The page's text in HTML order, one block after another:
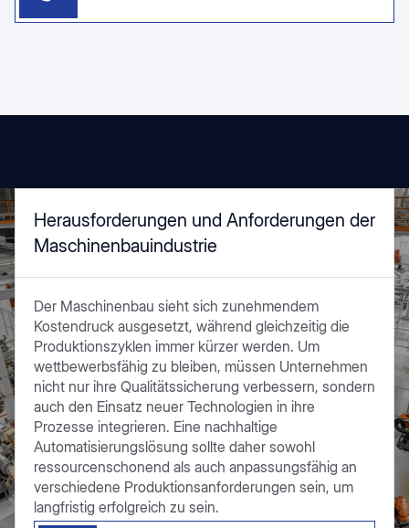
Herausforderungen und Anforderungen der
Maschinenbauindustrie
Der Maschinenbau sieht sich zunehmendem
Kostendruck ausgesetzt, während gleichzeitig die
Produktionszyklen immer kürzer werden. Um
wettbewerbsfähig zu bleiben, müssen Unternehmen
nicht nur ihre Qualitätssicherung verbessern, sondern
auch den Einsatz neuer Technologien in ihre
Prozesse integrieren. Eine nachhaltige
Automatisierungslösung sollte daher sowohl
ressourcenschonend als auch anpassungsfähig an
verschiedene Produktionsanforderungen sein, um
langfristig erfolgreich zu sein.